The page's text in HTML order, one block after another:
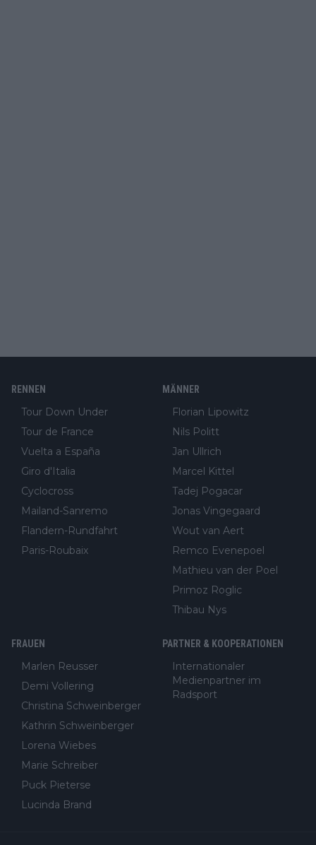
RENNEN
Tour Down Under
Tour de France
Vuelta a España
Giro d'Italia
Cyclocross
Mailand-Sanremo
Flandern-Rundfahrt
Paris-Roubaix
MÄNNER
Florian Lipowitz
Nils Politt
Jan Ullrich
Marcel Kittel
Tadej Pogacar
Jonas Vingegaard
Wout van Aert
Remco Evenepoel
Mathieu van der Poel
Primoz Roglic
Thibau Nys
FRAUEN
Marlen Reusser
Demi Vollering
Christina Schweinberger
Kathrin Schweinberger
Lorena Wiebes
Marie Schreiber
Puck Pieterse
Lucinda Brand
PARTNER & KOOPERATIONEN
Internationaler
Medienpartner im
Radsport